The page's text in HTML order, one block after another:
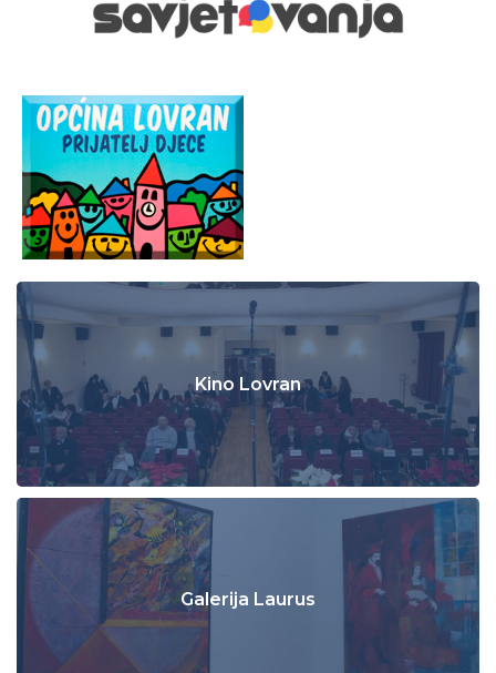
Kino Lovran
Galerija Laurus